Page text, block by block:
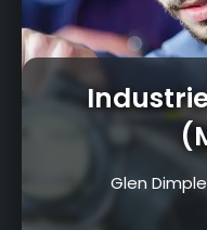
Unsere
in
Glen